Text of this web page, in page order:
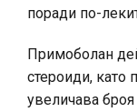
поради по-
Примоболан
стероиди, като
увеличава